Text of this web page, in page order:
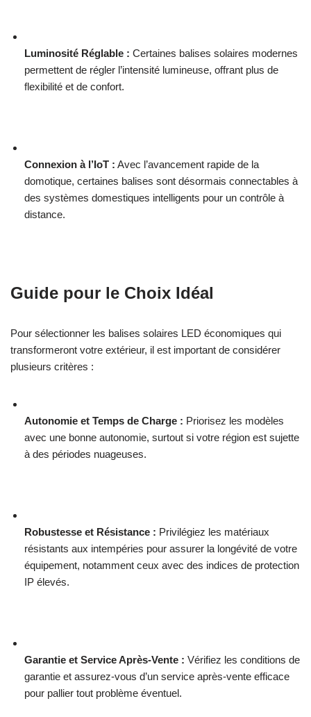
Luminosité Réglable : Certaines balises solaires modernes
permettent de régler l’intensité lumineuse, offrant plus de
flexibilité et de confort.
Connexion à l’IoT : Avec l’avancement rapide de la
domotique, certaines balises sont désormais connectables à
des systèmes domestiques intelligents pour un contrôle à
distance.
Guide pour le Choix Idéal
Pour sélectionner les balises solaires LED économiques qui
transformeront votre extérieur, il est important de considérer
plusieurs critères :
Autonomie et Temps de Charge : Priorisez les modèles
avec une bonne autonomie, surtout si votre région est sujette
à des périodes nuageuses.
Robustesse et Résistance : Privilégiez les matériaux
résistants aux intempéries pour assurer la longévité de votre
équipement, notamment ceux avec des indices de protection
IP élevés.
Garantie et Service Après-Vente : Vérifiez les conditions de
garantie et assurez-vous d’un service après-vente efficace
pour pallier tout problème éventuel.